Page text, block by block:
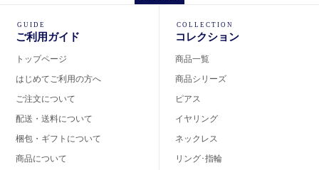
GUIDE
ご利用ガイド
トップページ
はじめてご利用の方へ
ご注文について
配送・送料について
梱包・ギフトについて
商品について
COLLECTION
コレクション
商品一覧
商品シリーズ
ピアス
イヤリング
ネックレス
リング･指輪